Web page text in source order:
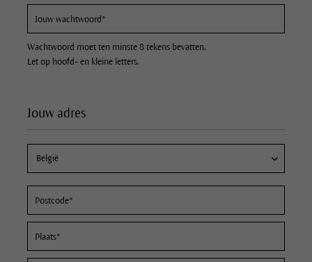
Wachtwoord moet ten minste 8 tekens bevatten.
Let op hoofd- en kleine letters.
Jouw adres